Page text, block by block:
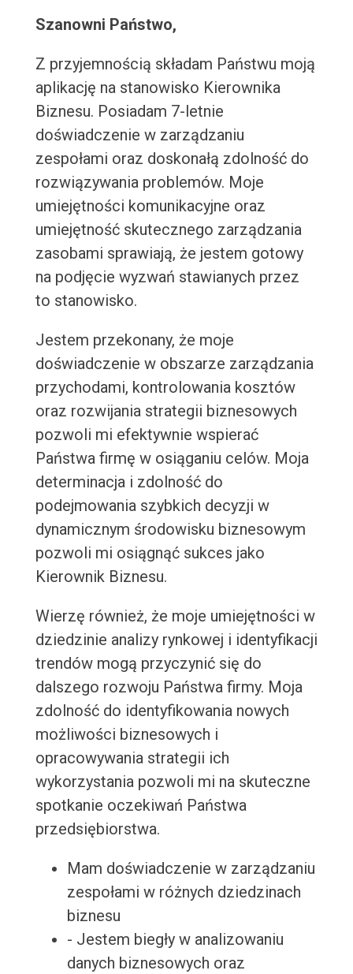
Szanowni Państwo,
Z przyjemnością składam Państwu moją
aplikację na stanowisko Kierownika
Biznesu. Posiadam 7-letnie
doświadczenie w zarządzaniu
zespołami oraz doskonałą zdolność do
rozwiązywania problemów. Moje
umiejętności komunikacyjne oraz
umiejętność skutecznego zarządzania
zasobami sprawiają, że jestem gotowy
na podjęcie wyzwań stawianych przez
to stanowisko.
Jestem przekonany, że moje
doświadczenie w obszarze zarządzania
przychodami, kontrolowania kosztów
oraz rozwijania strategii biznesowych
pozwoli mi efektywnie wspierać
Państwa firmę w osiąganiu celów. Moja
determinacja i zdolność do
podejmowania szybkich decyzji w
dynamicznym środowisku biznesowym
pozwoli mi osiągnąć sukces jako
Kierownik Biznesu.
Wierzę również, że moje umiejętności w
dziedzinie analizy rynkowej i identyfikacji
trendów mogą przyczynić się do
dalszego rozwoju Państwa firmy. Moja
zdolność do identyfikowania nowych
możliwości biznesowych i
opracowywania strategii ich
wykorzystania pozwoli mi na skuteczne
spotkanie oczekiwań Państwa
przedsiębiorstwa.
Mam doświadczenie w zarządzaniu
zespołami w różnych dziedzinach
biznesu
- Jestem biegły w analizowaniu
danych biznesowych oraz